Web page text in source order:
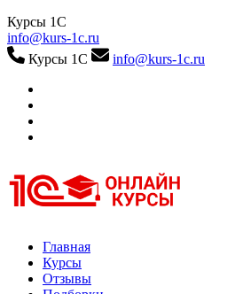
Курсы 1С
info@kurs-1c.ru
Курсы 1С
info@kurs-1c.ru
Курсы 1С
Курсы 1С официальная сертификация
Главная
Курсы
Отзывы